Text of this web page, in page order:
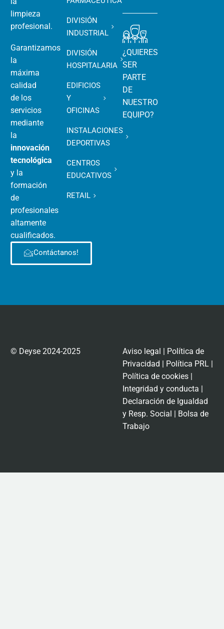
limpieza
profesional.
Garantizamos
la
máxima
calidad
de los
servicios
mediante
la
innovación
tecnológica
y la
formación
de
profesionales
altamente
cualificados.
¡Contáctanos!
DIVISIÓN
INDUSTRIAL
DIVISIÓN
HOSPITALARIA
EDIFICIOS
Y
OFICINAS
INSTALACIONES
DEPORTIVAS
CENTROS
EDUCATIVOS
RETAIL
¿QUIERES
SER
PARTE
DE
NUESTRO
EQUIPO?
© Deyse 2024-2025 Aviso legal | Política de
Privacidad | Política PRL |
Política de cookies |
Integridad y conducta |
Declaración de Igualdad
y Resp. Social | Bolsa de
Trabajo